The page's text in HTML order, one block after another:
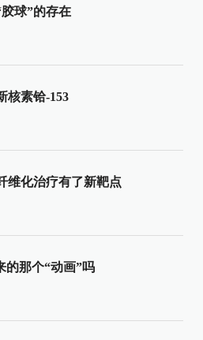
球”的存在
核素铪-153
维化治疗有了新靶点
的那个“动画”吗